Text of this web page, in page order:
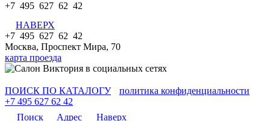
+7 495 627 62 42
НАВЕРХ
+7 495 627 62 42
Москва, Проспект Мира, 70
карта проезда
ПОИСК ПО КАТАЛОГУ
политика конфиденциальности
+7 495 627 62 42
Поиск
Адрес Наверх